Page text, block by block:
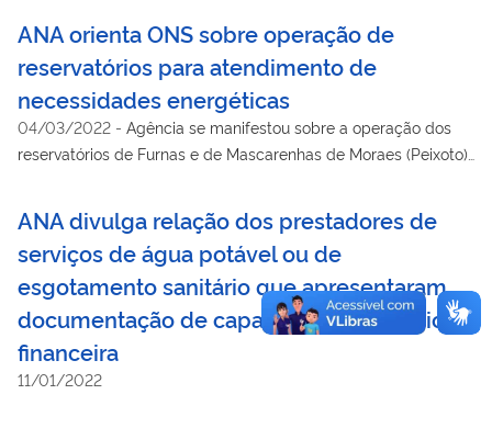
ANA orienta ONS sobre operação de
reservatórios para atendimento de
necessidades energéticas
04/03/2022 - Agência se manifestou sobre a operação dos
reservatórios de Furnas e de Mascarenhas de Moraes (Peixoto),
energia do Subsistema Sudeste/Centro-Oeste para o
Subsistema Sul .
ANA divulga relação dos prestadores de
serviços de água potável ou de
esgotamento sanitário que apresentaram
documentação de capacidade econômico-
financeira
11/01/2022